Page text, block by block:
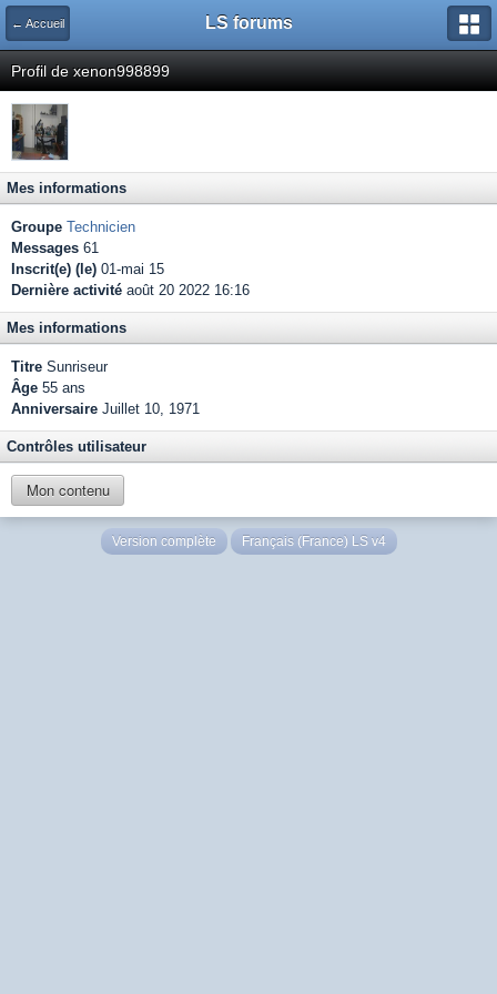
← Accueil LS forums
Profil de xenon998899
Mes informations
Groupe Technicien
Messages 61
Inscrit(e) (le) 01-mai 15
Dernière activité août 20 2022 16:16
Mes informations
Titre Sunriseur
Âge 55 ans
Anniversaire Juillet 10, 1971
Contrôles utilisateur
Mon contenu
Version complète Français (France) LS v4